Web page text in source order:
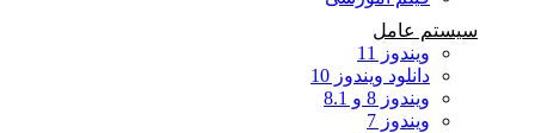
عامل
دانلود ویندوز 10